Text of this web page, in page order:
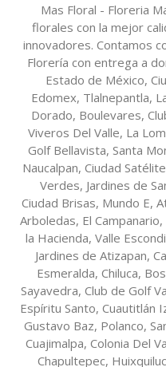
Mas Floral - Floreria
florales con la mejor
innovadores. Contamos
Florería con entrega a
Estado de México,
Edomex, Tlalnepantla,
Dorado, Boulevares,
Viveros Del Valle, La
Golf Bellavista, Santa
Naucalpan, Ciudad
Verdes, Jardines de
Ciudad Brisas, Mundo E,
Arboledas, El
la Hacienda, Valle
Jardines de Atizapan,
Esmeralda, Chiluca,
Sayavedra, Club de Golf
Espíritu Santo, Cuautitlán
Gustavo Baz, Polanco,
Cuajimalpa, Colonia Del
Chapultepec,